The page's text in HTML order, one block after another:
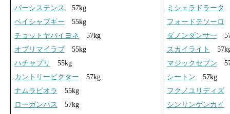
パーシステンス
57kg
ペイシャブギー 55kg
チョットヤバイヨネ 57kg
オブリマイラブ 55kg
ハチャプリ
55kg
カントリービクター 57kg
ナムラビオラ
55kg
ローガンパス
57kg
ミシェラドラータ
フォードテソーロ
ダノンダンサー
スカイライト
マジックセブン
シートン 57kg
フクノユリディズ
シンリンゲンカイ